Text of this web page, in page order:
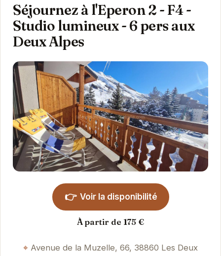
Séjournez à l'Eperon 2 - F4 -
Studio lumineux - 6 pers aux
Deux Alpes
👉 Voir la disponibilité
À partir de 175 €
Avenue de la Muzelle, 66, 38860 Les Deux